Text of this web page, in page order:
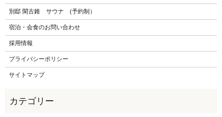
別邸 閑古錐 サウナ (予約制）
宿泊・会食のお問い合わせ
採用情報
プライバシーポリシー
サイトマップ